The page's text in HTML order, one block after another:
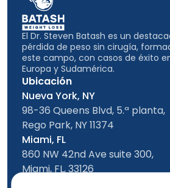
Ubicación
Nueva York, NY
98-36 Queens Blvd, 5.ª planta,
Rego Park, NY 11374
Miami, FL
860 NW 42nd Ave suite 300,
Miami, FL, 33126
El Dr. Steven Batash es un
pérdida de peso sin cirugía,
este campo, con casos de éxito
Europa y Sudamérica.